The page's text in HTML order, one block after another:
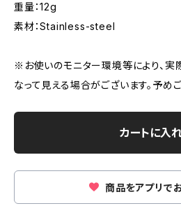
重量：12g
素材：Stainless-steel
※お使いのモニター環境等により、実
なって見える場合がございます。予め
カートに入
商品をアプリで